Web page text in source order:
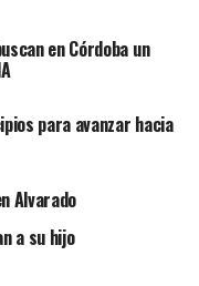
con la capacidad
nacional, por lo
de este
a revisar el origen
al
mayor
la economía de
avícola.
en Córdoba un
para avanzar hacia
Alvarado
a su hijo